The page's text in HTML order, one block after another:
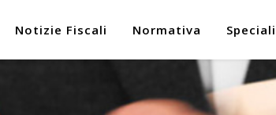
Notizie Fiscali Normativa Speciali